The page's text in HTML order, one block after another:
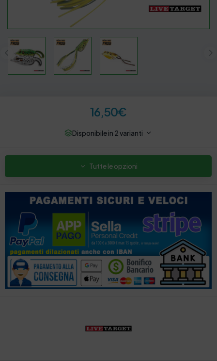
16,50€
Disponibile in 2 varianti
Tutte le opzioni